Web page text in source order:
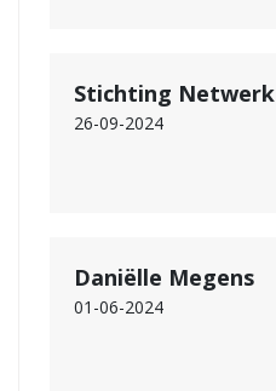
Stichting Netwerk
26-09-2024
Daniëlle Megens
01-06-2024